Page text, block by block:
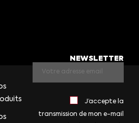
NEWSLETTER
J’accepte la
transmission de mon e-mail